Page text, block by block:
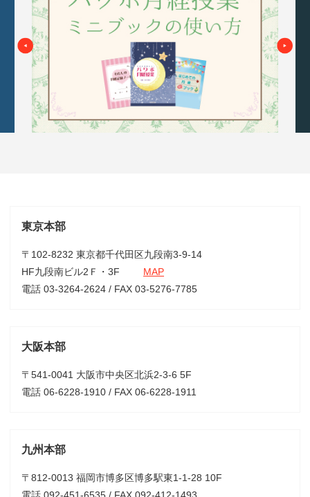
東京本部
〒102-8232 東京都千代田区九段南3-9-14
HF九段南ビル2Ｆ・3F
MAP
電話 03-3264-2624 / FAX 03-5276-7785
大阪本部
〒541-0041 大阪市中央区北浜2-3-6 5F
電話 06-6228-1910 / FAX 06-6228-1911
九州本部
〒812-0013 福岡市博多区博多駅東1-1-28 10F
電話 092-451-6535 / FAX 092-412-1493